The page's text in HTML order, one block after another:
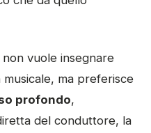
vuole insegnare
musicale, ma preferisce
profondo,
del conduttore, la